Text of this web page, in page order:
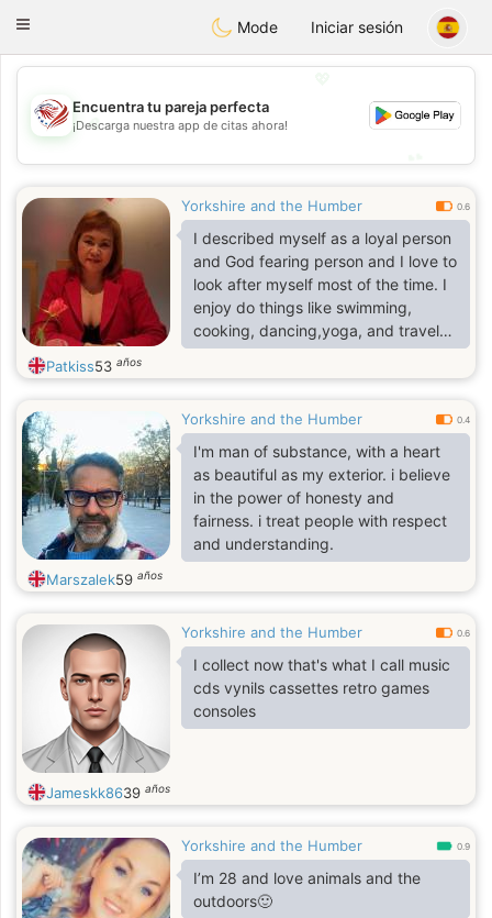
StatesDating
Toggle
Mode Iniciar sesión
💖
💕
Encuentra tu pareja perfecta
¡Descarga nuestra app de citas ahora!
Yorkshire and the Humber 0.6
I described myself as a loyal person
and God fearing person and I love to
look after myself most of the time. I
enjoy do things like swimming,
cooking, dancing,yoga, and travel
and shopping.
Patkiss53 años
Yorkshire and the Humber 0.4
I'm man of substance, with a heart
as beautiful as my exterior. i believe
in the power of honesty and
fairness. i treat people with respect
and understanding.
Marszalek59 años
Yorkshire and the Humber 0.6
I collect now that's what I call music
cds vynils cassettes retro games
consoles
Jameskk8639 años
Yorkshire and the Humber 0.9
I’m 28 and love animals and the
outdoors🙂